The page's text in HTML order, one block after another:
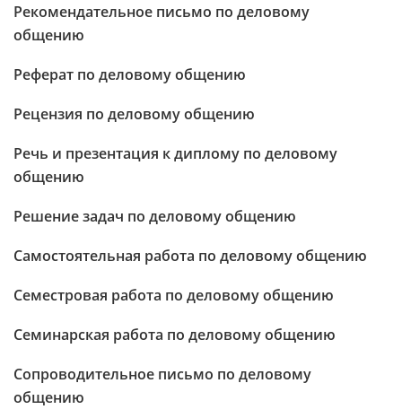
Рекомендательное письмо по деловому
общению
Реферат по деловому общению
Рецензия по деловому общению
Речь и презентация к диплому по деловому
общению
Решение задач по деловому общению
Самостоятельная работа по деловому общению
Семестровая работа по деловому общению
Семинарская работа по деловому общению
Сопроводительное письмо по деловому
общению